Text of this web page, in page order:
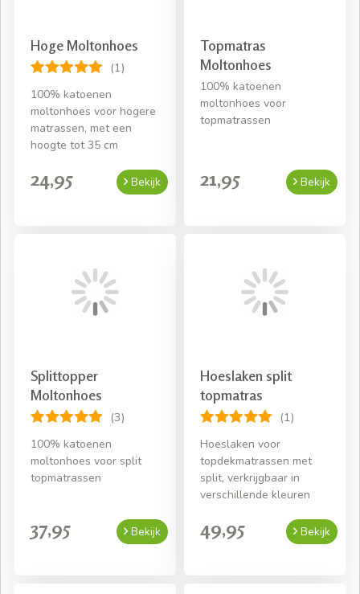
Hoge Moltonhoes
(1)
100% katoenen
moltonhoes voor hogere
matrassen, met een
hoogte tot 35 cm
24,95 Bekijk
Topmatras
Moltonhoes
100% katoenen
moltonhoes voor
topmatrassen
21,95 Bekijk
Splittopper
Moltonhoes
(3)
100% katoenen
moltonhoes voor split
topmatrassen
37,95 Bekijk
Hoeslaken split
topmatras
(1)
Hoeslaken voor
topdekmatrassen met
split, verkrijgbaar in
verschillende kleuren
49,95 Bekijk